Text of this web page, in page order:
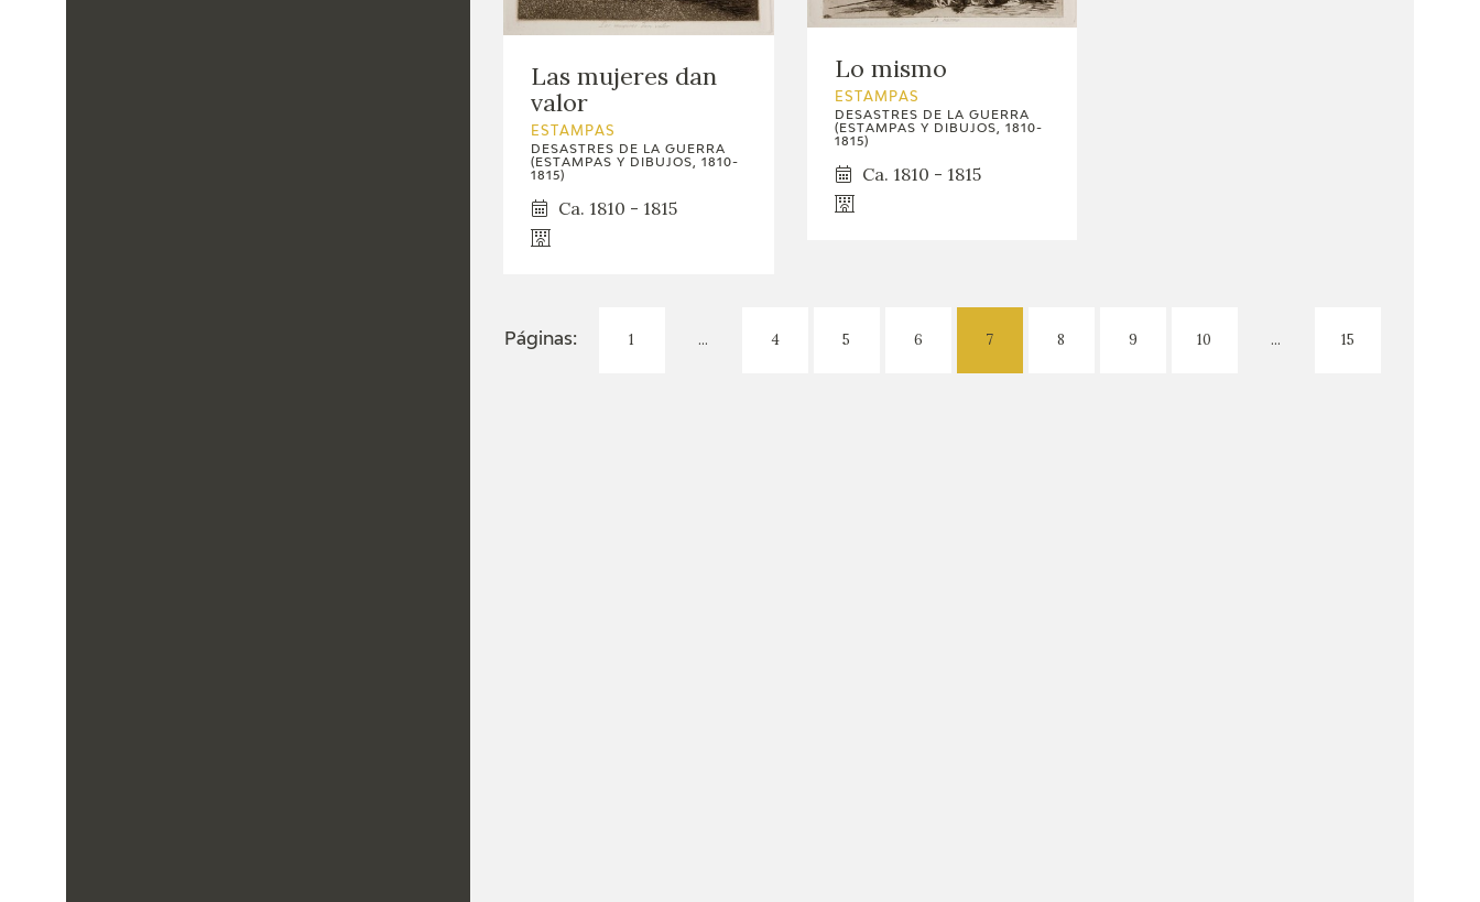
Las mujeres dan
valor
ESTAMPAS
DESASTRES DE LA GUERRA
(ESTAMPAS Y DIBUJOS, 1810-
1815)
Ca. 1810 - 1815
Lo mismo
ESTAMPAS
DESASTRES DE LA GUERRA
(ESTAMPAS Y DIBUJOS, 1810-
1815)
Ca. 1810 - 1815
Páginas: 1 ... 4 5 6 7 8 9 10 ... 15